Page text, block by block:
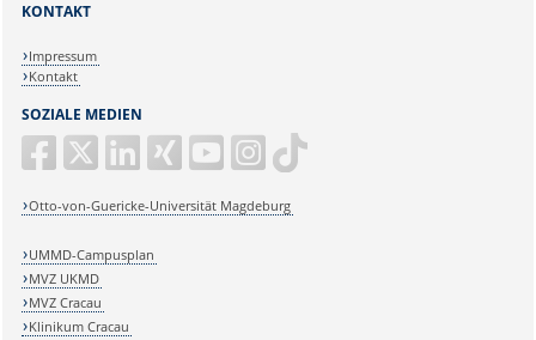
SOZIALE MEDIEN
Otto-von-Guericke-Universität Magdeburg
KONTAKT
Impressum
Kontakt
UMMD-Campusplan
MVZ UKMD
MVZ Cracau
Klinikum Cracau